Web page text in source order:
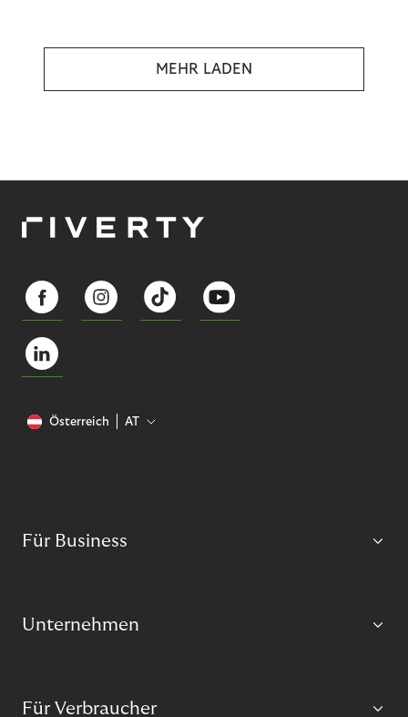
MEHR LADEN
Österreich AT
Für Business
Unternehmen
Für Verbraucher